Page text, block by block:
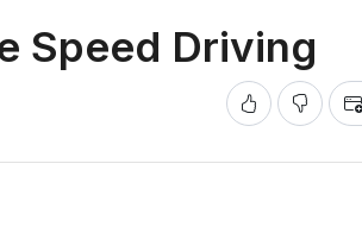
Speed Driving